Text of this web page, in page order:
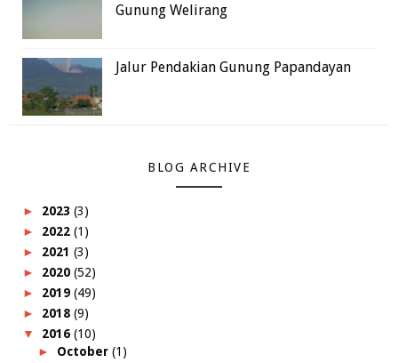
Gunung Welirang
Jalur Pendakian Gunung Papandayan
BLOG ARCHIVE
► 2023 (3)
► 2022 (1)
► 2021 (3)
► 2020 (52)
► 2019 (49)
► 2018 (9)
▼ 2016 (10)
► October (1)